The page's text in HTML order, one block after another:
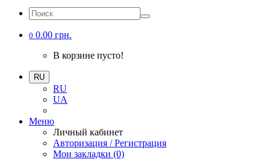
0 0.00 грн.
В корзине пусто!
RU
RU
UA
Меню
Личный кабинет
Авторизация / Регистрация
Мои закладки (0)